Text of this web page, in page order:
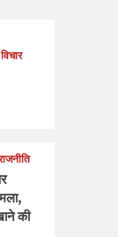
विचार
की